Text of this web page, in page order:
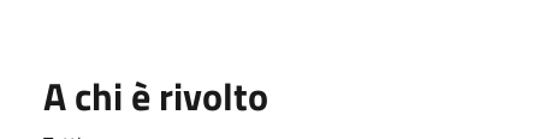
A chi è rivolto